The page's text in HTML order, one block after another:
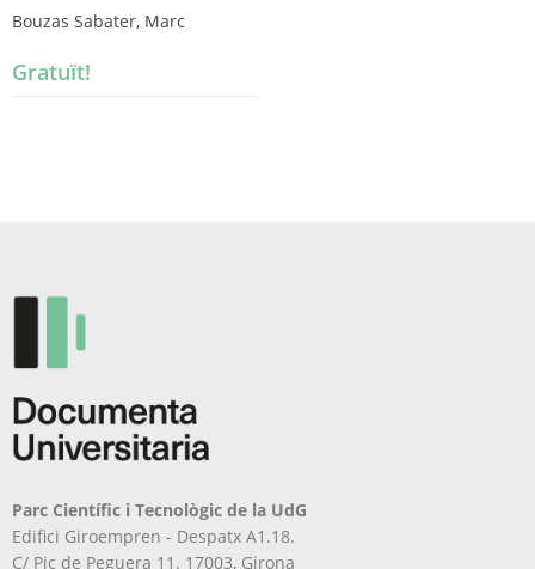
Bouzas Sabater, Marc
Gratuït!
Parc Científic i Tecnològic de la UdG
Edifici Giroempren - Despatx A1.18.
C/ Pic de Peguera 11. 17003, Girona